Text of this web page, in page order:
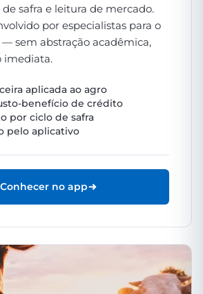
safra e leitura de mercado.
por especialistas para o
sem abstração acadêmica,
imediata.
aplicada ao agro
benefício de crédito
por ciclo de safra
pelo aplicativo
Conhecer no app